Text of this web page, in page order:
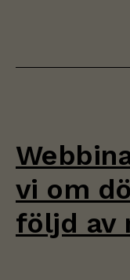
vi om
följd av